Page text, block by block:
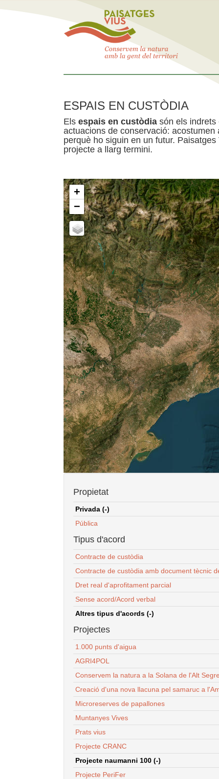
ESPAIS EN CUSTÒDIA
Els espais en custòdia són els indrets
actuacions de conservació:
perquè ho siguin en un futur.
projecte a llarg termini.
+
−
Propietat
Privada (-)
Pública
Tipus d'acord
Contracte de custòdia
Contracte de custòdia amb document tècnic
Dret real d'aprofitament parcial
Sense acord/Acord verbal
Altres tipus d'acords (-)
Projectes
1.000 punts d'aigua
AGRI4POL
Conservem la natura a la Solana de l'Alt
Creació d'una nova llacuna pel samaruc a
Microreserves de papallones
Muntanyes Vives
Prats vius
Projecte CRANC
Projecte naumanni 100 (-)
Projecte PeriFer